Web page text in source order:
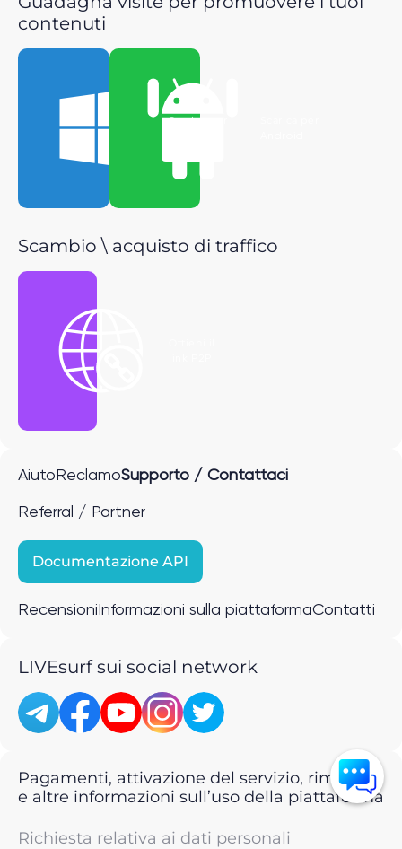
contenuti
Scarica per
Scambio \ acquisto di traffico
Aiuto ReclamoSupporto / Contattaci
Referral / Partner
Documentazione API
Recensioni Informazioni sulla piattaformaContatti
LIVEsurf sui social network
Pagamenti, attivazione del servizio, rimborsi
e altre informazioni sull’uso della piattaforma
Richiesta relativa ai dati personali